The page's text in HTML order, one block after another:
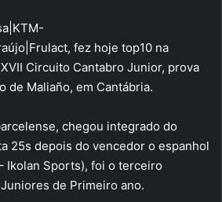
fez hoje top10 na
Circuito Cantabro Junior, prova
de Maliaño, em Cantábria.
chegou integrado do
25s depois do vencedor o espanhol
Ikolan Sports), foi o terceiro
de Primeiro ano.